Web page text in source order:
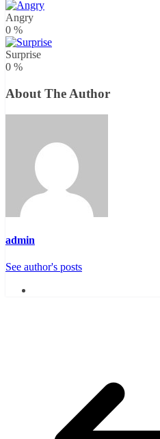
Angry
0 %
Surprise
0 %
About The Author
admin
See author's posts